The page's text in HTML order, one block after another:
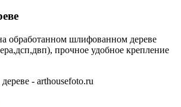
обработанном шлифованном дереве
прочное удобное крепление